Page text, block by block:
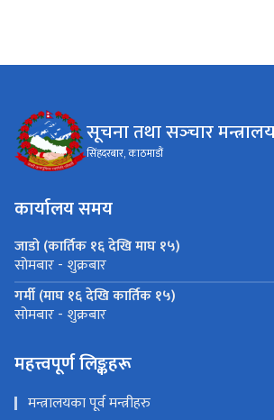
सूचना तथा सञ्‍चार
सिंहदरबार, काठमाडौं
कार्यालय समय
जाडो (कार्तिक १६ देखि माघ १५)
सोमबार - शुक्रबार
गर्मी (माघ १६ देखि कार्तिक १५)
सोमबार - शुक्रबार
महत्त्वपूर्ण लिङ्कहरू
मन्त्रालयका पूर्व मन्त्रीहरु